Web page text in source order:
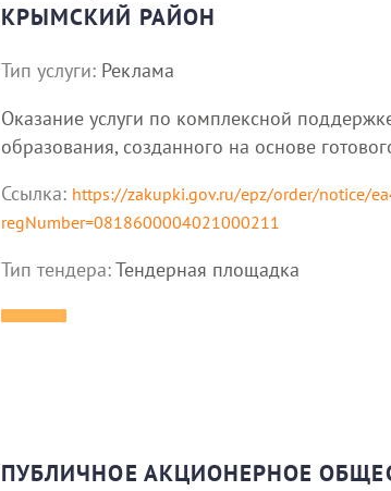
КРЫМСКИЙ РАЙОН
Тип услуги: Реклама
Оказание услуги по комплексной
образования, созданного на основе
Ссылка: https://zakupki.gov.ru/epz/order/notice/
regNumber=0818600004021000211
Тип тендера:Тендерная площадка
ПУБЛИЧНОЕ АКЦИОНЕРНОЕ